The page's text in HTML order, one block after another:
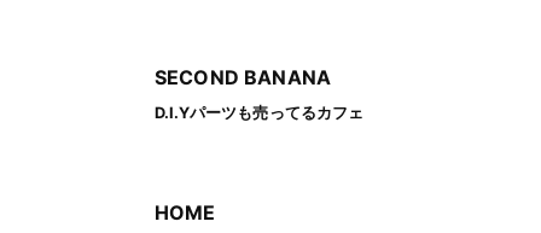
SECOND BANANA
D.I.Yパーツも売ってるカフェ
HOME